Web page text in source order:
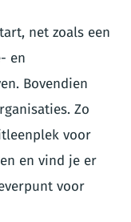
net zoals een
en
Bovendien
Zo
voor
en vind je er
voor